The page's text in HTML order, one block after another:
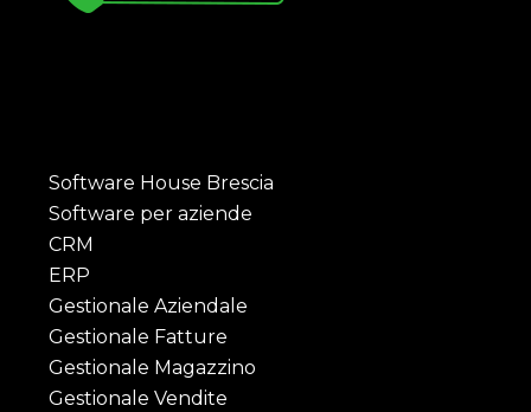
Software House Brescia
Software per aziende
CRM
ERP
Gestionale Aziendale
Gestionale Fatture
Gestionale Magazzino
Gestionale Vendite